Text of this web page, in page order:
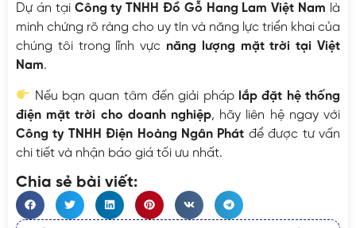
Dự án tại Công ty TNHH Đồ Gỗ Hang Lam Việt Nam là
minh chứng rõ ràng cho uy tín và năng lực triển khai của
chúng tôi trong lĩnh vực năng lượng mặt trời tại Việt
Nam.
Nếu bạn quan tâm đến giải pháp lắp đặt hệ thống
điện mặt trời cho doanh nghiệp, hãy liên hệ ngay với
Công ty TNHH Điện Hoàng Ngân Phát để được tư vấn
chi tiết và nhận báo giá tối ưu nhất.
Chia sẻ bài viết: